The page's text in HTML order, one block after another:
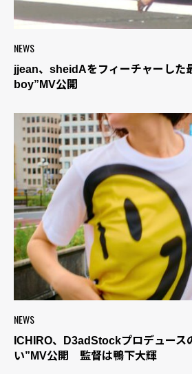
NEWS
jjean、sheidAをフィーチャーした
boy”MV公開
NEWS
ICHIRO、D3adStockプロデュース
い”MV公開 監督は鴨下大輝